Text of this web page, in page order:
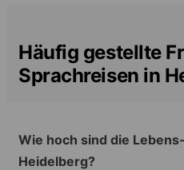
Häufig gestellte
Sprachreisen in
Wie hoch sind die
Heidelberg?